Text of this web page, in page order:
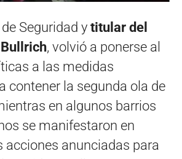
Seguridad y titular del
, volvió a ponerse al
a las medidas
contener la segunda ola de
en algunos barrios
se manifestaron en
acciones anunciadas para